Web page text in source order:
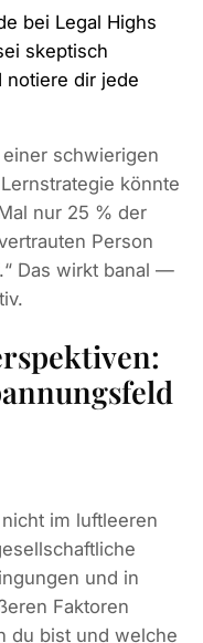
bei Legal Highs
skeptisch
notiere dir jede
schwierigen
könnte
nur 25 % der
Person
Das wirkt banal —
im luftleeren
und in
Faktoren
du bist und welche